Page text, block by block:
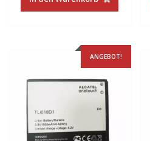
€34.00 €18.71.
ANGEBOT!